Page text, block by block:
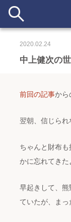
#アイデア #イ
中上健次の
2020.02.24
前回の記事から
翌朝、信じられ
ちゃんと財布
かに忘れてきた
早起きして、
ていたが、まっ